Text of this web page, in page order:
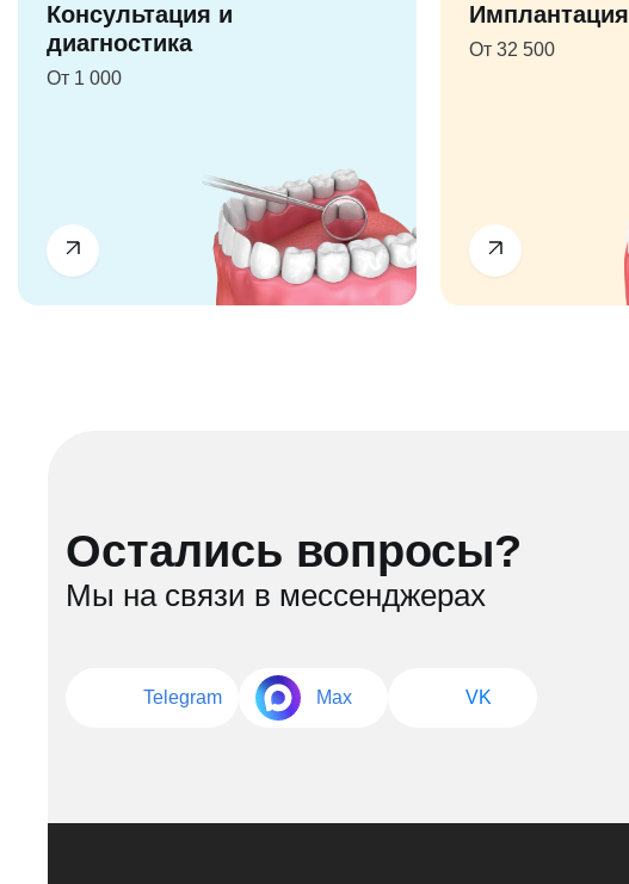
Консультация и
диагностика
От 1 000
Имплантация
От 32 500
Остались вопросы?
Мы на связи в мессенджерах
Telegram Max VK